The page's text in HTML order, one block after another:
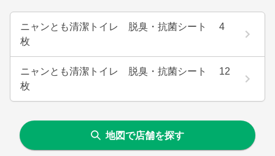
ニャンとも清潔トイレ 脱臭・抗菌シート 4
枚
ニャンとも清潔トイレ 脱臭・抗菌シート 12
枚
地図で店舗を探す